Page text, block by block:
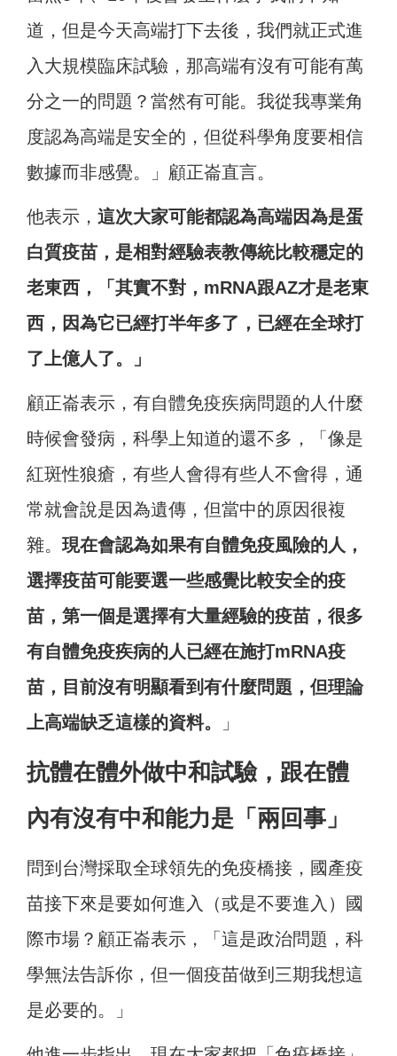
道，但是今天高端打下去後，我們就正式進
入大規模臨床試驗，那高端有沒有可能有萬
分之一的問題？當然有可能。我從我專業角
度認為高端是安全的，但從科學角度要相信
數據而非感覺。」顧正崙直言。
他表示， 這次大家可能都認為高端因為是蛋
白質疫苗，是相對經驗表教傳統比較穩定的
老東西，「其實不對，mRNA跟AZ才是老東
西，因為它已經打半年多了，已經在全球打
了上億人了。」
顧正崙表示，有自體免疫疾病問題的人什麼
時候會發病，科學上知道的還不多，「像是
紅斑性狼瘡，有些人會得有些人不會得，通
常就會說是因為遺傳，但當中的原因很複
雜。 現在會認為如果有自體免疫風險的人，
選擇疫苗可能要選一些感覺比較安全的疫
苗，第一個是選擇有大量經驗的疫苗，很多
有自體免疫疾病的人已經在施打mRNA疫
苗，目前沒有明顯看到有什麼問題，但理論
上高端缺乏這樣的資料。
」
抗體在體外做中和試驗，跟在體
內有沒有中和能力是「兩回事」
問到台灣採取全球領先的免疫橋接，國產疫
苗接下來是要如何進入（或是不要進入）國
際巿場？顧正崙表示，「這是政治問題，科
學無法告訴你，但一個疫苗做到三期我想這
是必要的。」